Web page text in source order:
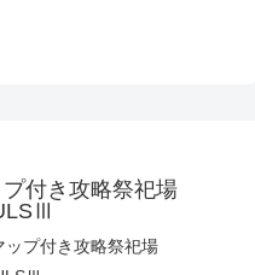
付き攻略祭祀場
プ付き攻略祭祀場